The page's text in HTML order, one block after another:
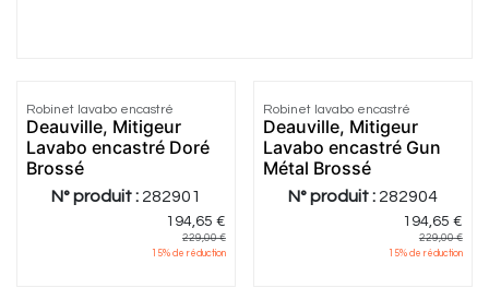
Robinet lavabo encastré
Deauville, Mitigeur
Lavabo encastré Doré
Brossé
N° produit : 282901
194,65 €
229,00€
15% de réduction
Robinet lavabo encastré
Deauville, Mitigeur
Lavabo encastré Gun
Métal Brossé
N° produit : 282904
194,65 €
229,00€
15% de réduction